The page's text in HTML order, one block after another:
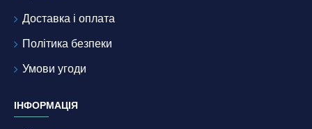
Доставка і оплата
Політика безпеки
Умови угоди
ІНФОРМАЦІЯ